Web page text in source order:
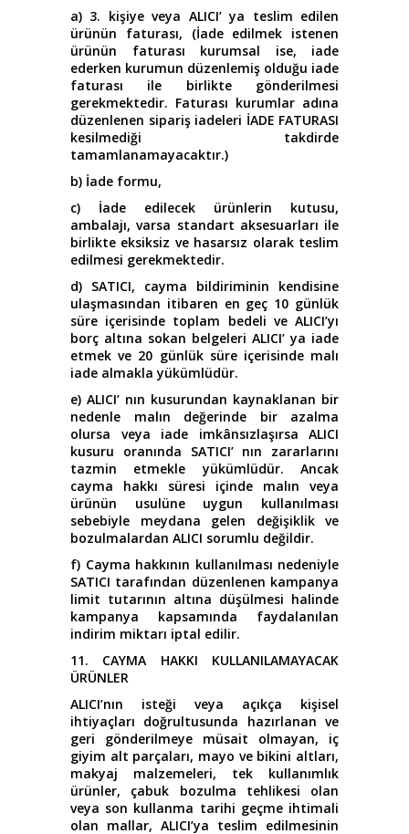
a) 3. kişiye veya ALICI’ ya teslim edilen
ürünün faturası, (İade edilmek istenen
ürünün faturası kurumsal ise, iade
ederken kurumun düzenlemiş olduğu iade
faturası ile birlikte gönderilmesi
gerekmektedir. Faturası kurumlar adına
düzenlenen sipariş iadeleri İADE FATURASI
kesilmediği takdirde
tamamlanamayacaktır.)
b) İade formu,
c) İade edilecek ürünlerin kutusu,
ambalajı, varsa standart aksesuarları ile
birlikte eksiksiz ve hasarsız olarak teslim
edilmesi gerekmektedir.
d) SATICI, cayma bildiriminin kendisine
ulaşmasından itibaren en geç 10 günlük
süre içerisinde toplam bedeli ve ALICI’yı
borç altına sokan belgeleri ALICI’ ya iade
etmek ve 20 günlük süre içerisinde malı
iade almakla yükümlüdür.
e) ALICI’ nın kusurundan kaynaklanan bir
nedenle malın değerinde bir azalma
olursa veya iade imkânsızlaşırsa ALICI
kusuru oranında SATICI’ nın zararlarını
tazmin etmekle yükümlüdür. Ancak
cayma hakkı süresi içinde malın veya
ürünün usulüne uygun kullanılması
sebebiyle meydana gelen değişiklik ve
bozulmalardan ALICI sorumlu değildir.
f) Cayma hakkının kullanılması nedeniyle
SATICI tarafından düzenlenen kampanya
limit tutarının altına düşülmesi halinde
kampanya kapsamında faydalanılan
indirim miktarı iptal edilir.
11. CAYMA HAKKI KULLANILAMAYACAK
ÜRÜNLER
ALICI’nın isteği veya açıkça kişisel
ihtiyaçları doğrultusunda hazırlanan ve
geri gönderilmeye müsait olmayan, iç
giyim alt parçaları, mayo ve bikini altları,
makyaj malzemeleri, tek kullanımlık
ürünler, çabuk bozulma tehlikesi olan
veya son kullanma tarihi geçme ihtimali
olan mallar, ALICI’ya teslim edilmesinin